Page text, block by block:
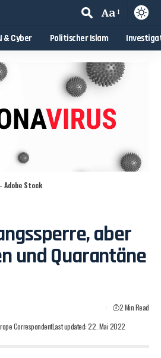
Aa
& Cyber Politischer Islam
Adobe Stock
aber
und Quarantäne
CorrespondentLast updated: 22. Mai 2022
2 Min Read